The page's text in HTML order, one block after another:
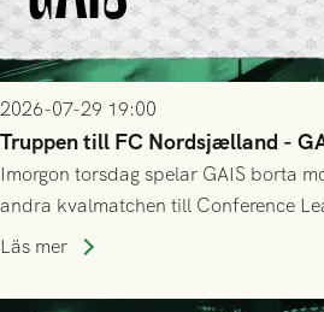
2026-07-29 19:00
Truppen till FC Nordsjælland -
Imorgon torsdag spelar GAIS borta
andra kvalmatchen till Conference
Park! Fredrik Holmberg och
Läs mer